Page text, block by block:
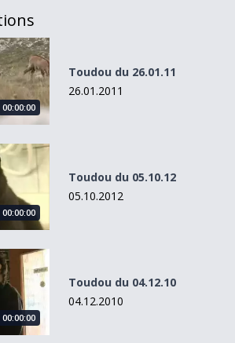
00:00:00
Toudou du 26.01.11
26.01.2011
00:00:00
Toudou du 05.10.12
05.10.2012
00:00:00
Toudou du 04.12.10
04.12.2010